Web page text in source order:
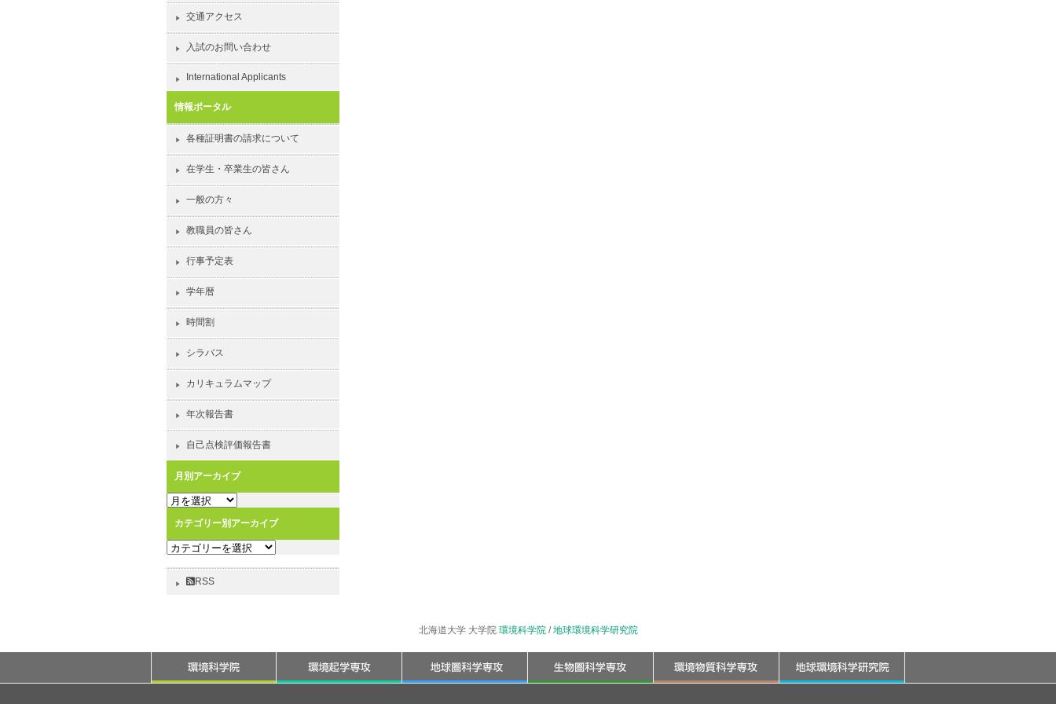
交通アクセス
入試のお問い合わせ
International Applicants
情報ポータル
各種証明書の請求について
在学生・卒業生の皆さん
一般の方々
教職員の皆さん
行事予定表
学年暦
時間割
シラバス
カリキュラムマップ
年次報告書
自己点検評価報告書
月別アーカイブ
月
ー
カ
イ
カテゴリー別アーカイブ
カ
ゴ
カ
RSS
北海道大学 大学院 環境科学院/地球環境科学研究院